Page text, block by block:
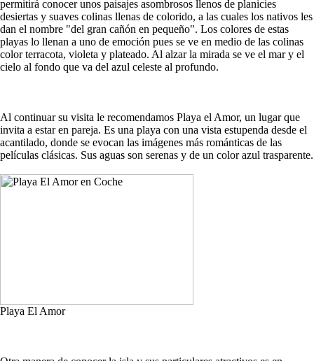
permitirá conocer unos paisajes asombrosos llenos de planicies
desiertas y suaves colinas llenas de colorido, a las cuales los nativos les
dan el nombre "del gran cañón en pequeño". Los colores de estas
playas lo llenan a uno de emoción pues se ve en medio de las colinas
color terracota, violeta y plateado. Al alzar la mirada se ve el mar y el
cielo al fondo que va del azul celeste al profundo.
Al continuar su visita le recomendamos Playa el Amor, un lugar que
invita a estar en pareja. Es una playa con una vista estupenda desde el
acantilado, donde se evocan las imágenes más románticas de las
películas clásicas. Sus aguas son serenas y de un color azul trasparente.
Playa El Amor